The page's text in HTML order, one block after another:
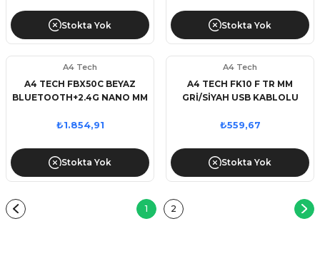
Stokta Yok Stokta Yok
A4 Tech
A4 TECH FBX50C BEYAZ
BLUETOOTH+2.4G NANO MM
KLAVYE
₺1.854,91
Stokta Yok
A4 Tech
A4 TECH FK10 F TR MM
GRİ/SİYAH USB KABLOLU
₺559,67
Stokta Yok
1 2